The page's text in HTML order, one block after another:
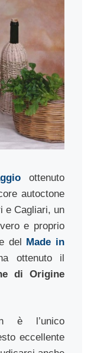
ottenuto
autoctone
e Cagliari, un
e proprio
del Made in
ottenuto il
di Origine
è l’unico
eccellente